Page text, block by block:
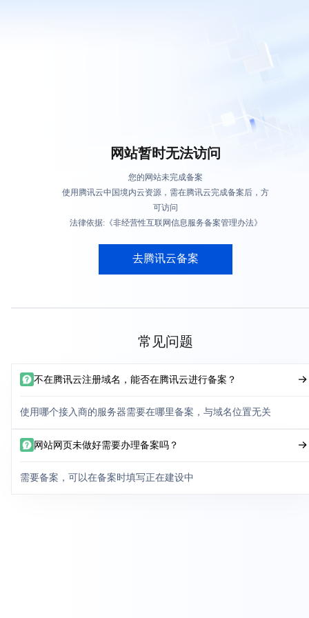
网站暂时无法访问
您的网站未完成备案
使用腾讯云中国境内云资源，需在腾讯云完成备案后，方
可访问
法律依据:《非经营性互联网信息服务备案管理办法》
去腾讯云备案
常见问题
不在腾讯云注册域名，能否在腾讯云进行备案？
使用哪个接入商的服务器需要在哪里备案，与域名位置无关
网站网页未做好需要办理备案吗？
需要备案，可以在备案时填写正在建设中